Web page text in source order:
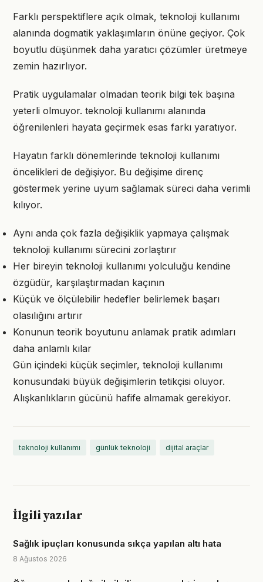
Farklı perspektiflere açık olmak, teknoloji kullanımı
alanında dogmatik yaklaşımların önüne geçiyor. Çok
boyutlu düşünmek daha yaratıcı çözümler üretmeye
zemin hazırlıyor.
Pratik uygulamalar olmadan teorik bilgi tek başına
yeterli olmuyor. teknoloji kullanımı alanında
öğrenilenleri hayata geçirmek esas farkı yaratıyor.
Hayatın farklı dönemlerinde teknoloji kullanımı
öncelikleri de değişiyor. Bu değişime direnç
göstermek yerine uyum sağlamak süreci daha verimli
kılıyor.
Aynı anda çok fazla değişiklik yapmaya çalışmak
teknoloji kullanımı sürecini zorlaştırır
Her bireyin teknoloji kullanımı yolculuğu kendine
özgüdür, karşılaştırmadan kaçının
Küçük ve ölçülebilir hedefler belirlemek başarı
olasılığını artırır
Konunun teorik boyutunu anlamak pratik adımları
daha anlamlı kılar
Gün içindeki küçük seçimler, teknoloji kullanımı
konusundaki büyük değişimlerin tetikçisi oluyor.
Alışkanlıkların gücünü hafife almamak gerekiyor.
teknoloji kullanımı günlük teknoloji dijital araçlar
İlgili yazılar
Sağlık ipuçları konusunda sıkça yapılan altı hata
8 Ağustos 2026